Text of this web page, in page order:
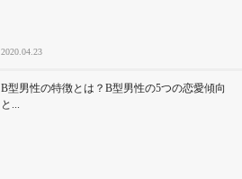
2020.04.23
B型男性の特徴とは？B型男性の5つの恋愛傾向
と...